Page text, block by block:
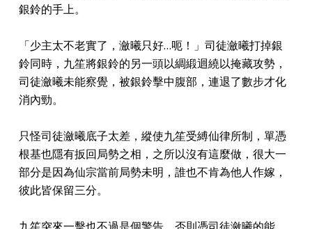
銀鈴的手上。
「少主太不老實了，瀲曦只好…呃！」司徒瀲曦打掉銀
鈴同時，九笙將銀鈴的另一頭以綢緞迴繞以掩藏攻勢，
司徒瀲曦未能察覺，被銀鈴擊中腹部，連退了數步才化
消內勁。
只怪司徒瀲曦底子太差，縱使九笙受縛仙律所制，單憑
根基也隱有扳回局勢之相，之所以沒有這麼做，很大一
部分是因為仙宗當前局勢未明，誰也不肯為他人作嫁，
彼此皆保留三分。